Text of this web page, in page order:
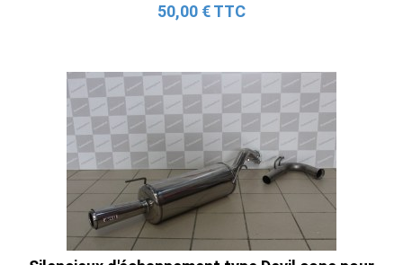
50,00 € TTC